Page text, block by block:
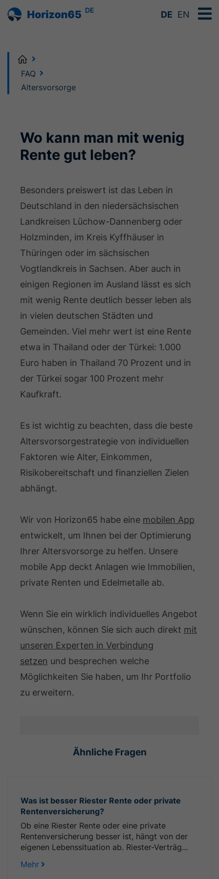
DE DE EN
Home
FAQ
Altersvorsorge
Wo kann man mit wenig
Rente gut leben?
Besonders preiswert ist das Leben in
Deutschland in den niedersächsischen
Landkreisen Lüchow-Dannenberg oder
Holzminden, im Kreis Kyffhäuser in
Thüringen oder im sächsischen
Vogtlandkreis in Sachsen. Aber auch in
einigen Regionen im Ausland lässt es sich
mit wenig Rente deutlich besser leben als
in vielen deutschen Städten und
Gemeinden. Viel mehr wert ist eine Rente
etwa in Thailand oder der Türkei: 1.000
Euro haben in Thailand 70 Prozent und in
der Türkei sogar 100 Prozent mehr
Kaufkraft.
Es ist wichtig zu beachten, dass die beste
Altersvorsorgestrategie von individuellen
Faktoren wie Alter, Einkommen,
Risikobereitschaft und finanziellen Zielen
abhängt.
Wir von Horizon65 habe eine mobilen App
entwickelt, um Ihnen bei der Optimierung
Ihrer Altersvorsorge zu helfen. Unsere
mobile App deckt Anlagen wie Immobilien,
private Renten und Edelmetalle ab.
Wenn Sie ein wirklich individuelles Angebot
wünschen, können Sie sich auch direkt mit
unseren Experten in Verbindung
setzen und besprechen welche
Möglichkeiten Sie haben, um Ihr Portfolio
zu erweitern.
Ähnliche Fragen
Was ist besser Riester Rente oder private
Rentenversicherung?
Ob eine Riester Rente oder eine private
Rentenversicherung besser ist, hängt von der
eigenen Lebenssituation ab. Riester-Verträg...
Mehr